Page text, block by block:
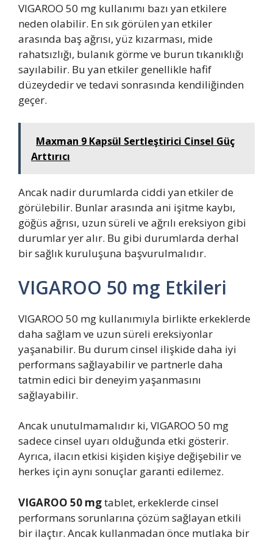
VIGAROO 50 mg kullanımı bazı yan etkilere
neden olabilir. En sık görülen yan etkiler
arasında baş ağrısı, yüz kızarması, mide
rahatsızlığı, bulanık görme ve burun tıkanıklığı
sayılabilir. Bu yan etkiler genellikle hafif
düzeydedir ve tedavi sonrasında kendiliğinden
geçer.
Maxman 9 Kapsül Sertleştirici Cinsel Güç
Arttırıcı
Ancak nadir durumlarda ciddi yan etkiler de
görülebilir. Bunlar arasında ani işitme kaybı,
göğüs ağrısı, uzun süreli ve ağrılı ereksiyon gibi
durumlar yer alır. Bu gibi durumlarda derhal
bir sağlık kuruluşuna başvurulmalıdır.
VIGAROO 50 mg Etkileri
VIGAROO 50 mg kullanımıyla birlikte erkeklerde
daha sağlam ve uzun süreli ereksiyonlar
yaşanabilir. Bu durum cinsel ilişkide daha iyi
performans sağlayabilir ve partnerle daha
tatmin edici bir deneyim yaşanmasını
sağlayabilir.
Ancak unutulmamalıdır ki, VIGAROO 50 mg
sadece cinsel uyarı olduğunda etki gösterir.
Ayrıca, ilacın etkisi kişiden kişiye değişebilir ve
herkes için aynı sonuçlar garanti edilemez.
VIGAROO 50 mgtablet, erkeklerde cinsel
performans sorunlarına çözüm sağlayan etkili
bir ilaçtır. Ancak kullanmadan önce mutlaka bir